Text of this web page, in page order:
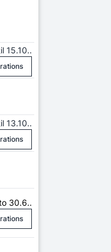
15.10..
13.10..
30.6..